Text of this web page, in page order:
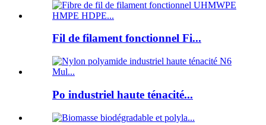
Fil de filament fonctionnel Fi...
Po industriel haute ténacité...